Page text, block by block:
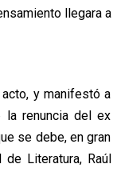
llegara a
y manifestó a
la renuncia del ex
se debe, en gran
Literatura, Raúl